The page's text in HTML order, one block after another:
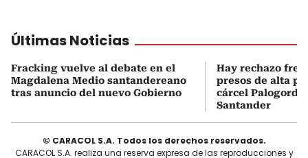
Últimas Noticias
Fracking vuelve al debate en el
Magdalena Medio santandereano
tras anuncio del nuevo Gobierno
Hay rechazo
presos de alta
cárcel Palogordo
Santander
© CARACOL S.A. Todos los derechos reservados.
CARACOL S.A. realiza una reserva expresa de las reproducciones y